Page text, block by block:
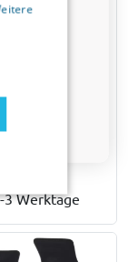
passend für
up! 2011-
Rubbasol
Werktage